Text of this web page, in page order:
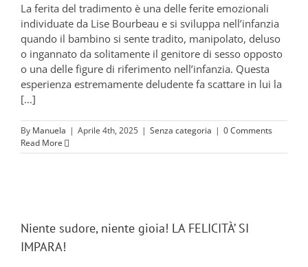
La ferita del tradimento è una delle ferite emozionali
individuate da Lise Bourbeau e si sviluppa nell’infanzia
quando il bambino si sente tradito, manipolato, deluso
o ingannato da solitamente il genitore di sesso opposto
o una delle figure di riferimento nell’infanzia. Questa
esperienza estremamente deludente fa scattare in lui la
[...]
By Manuela | Aprile 4th, 2025 | Senza categoria | 0 Comments
Read More
Niente sudore, niente gioia! LA FELICITÀ’ SI
IMPARA!